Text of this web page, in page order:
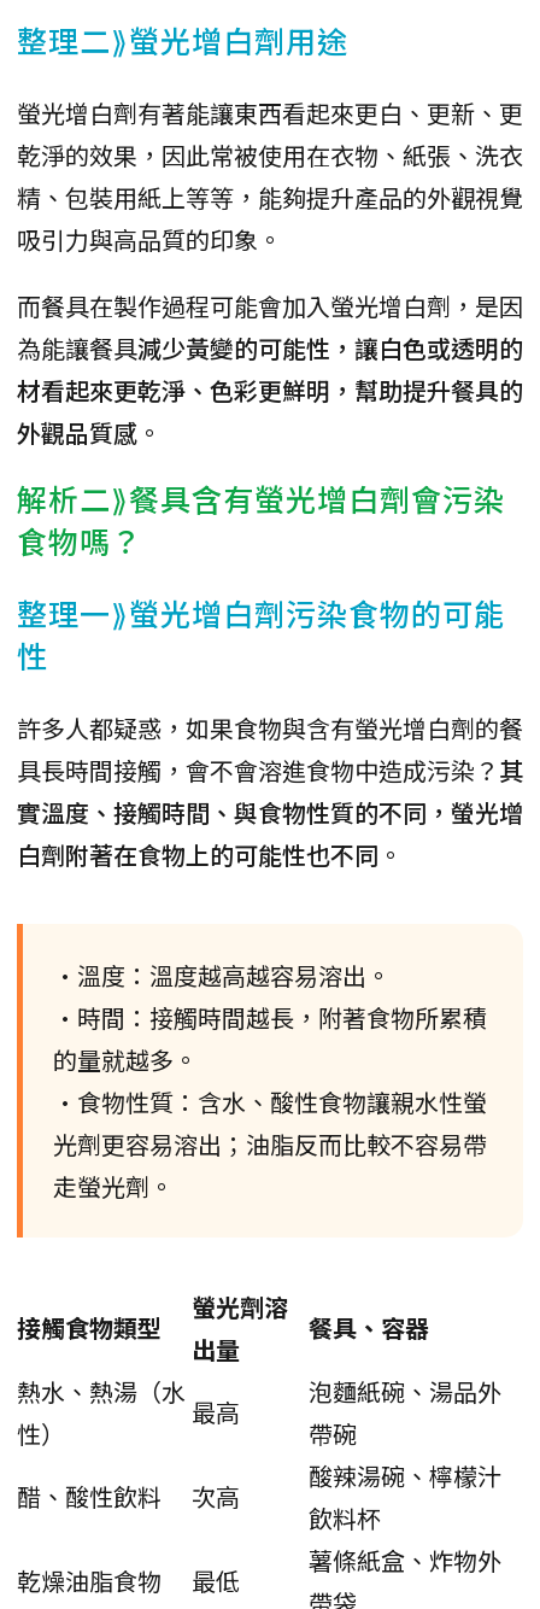
整理二⟫螢光增白劑用途
螢光增白劑有著能讓東西看起來更白、更新、更
乾淨的效果，因此常被使用在衣物、紙張、洗衣
精、包裝用紙上等等，能夠提升產品的外觀視覺
吸引力與高品質的印象。
而餐具在製作過程可能會加入螢光增白劑，是因
為能讓餐具減少黃變的可能性，讓白色或透明的
材看起來更乾淨、色彩更鮮明，幫助提升餐具的
外觀品質感 。
解析二⟫餐具含有螢光增白劑會污染
食物嗎？
整理一⟫螢光增白劑污染食物的可能
性
許多人都疑惑，如果食物與含有螢光增白劑的餐
具長時間接觸，會不會溶進食物中造成污染？ 其
實溫度、接觸時間、與食物性質的不同，螢光增
白劑附著在食物上的可能性也不同 。
•溫度：溫度越高越容易溶出。
•時間：接觸時間越長，附著食物所累積
的量就越多。
•食物性質：含水、酸性食物讓親水性螢
光劑更容易溶出；油脂反而比較不容易帶
走螢光劑。
接觸食物類型
螢光劑溶
出量
餐具、容器
熱水、熱湯（水
性）
最高
泡麵紙碗、湯品外
帶碗
醋、酸性飲料
次高
酸辣湯碗、檸檬汁
飲料杯
乾燥油脂食物
最低
薯條紙盒、炸物外